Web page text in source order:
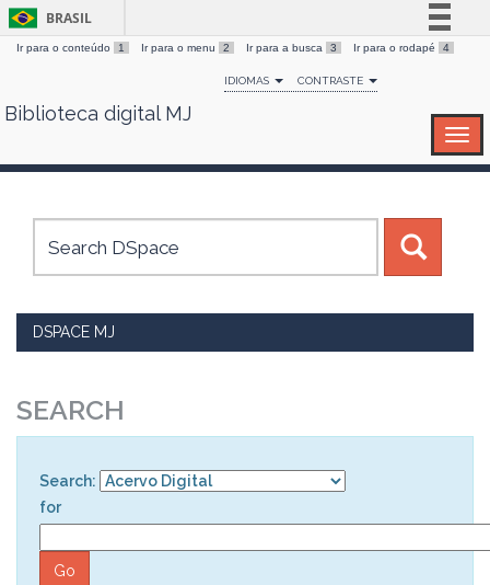
Skip
BRASIL
Simplifique!
Comunica BR
Canais
Ir para o conteúdo 1 Ir para o menu 2 Ir para a busca 3 Ir para o rodapé 4
IDIOMAS CONTRASTE
Biblioteca digital MJ
DSPACE MJ
SEARCH
Search:
for